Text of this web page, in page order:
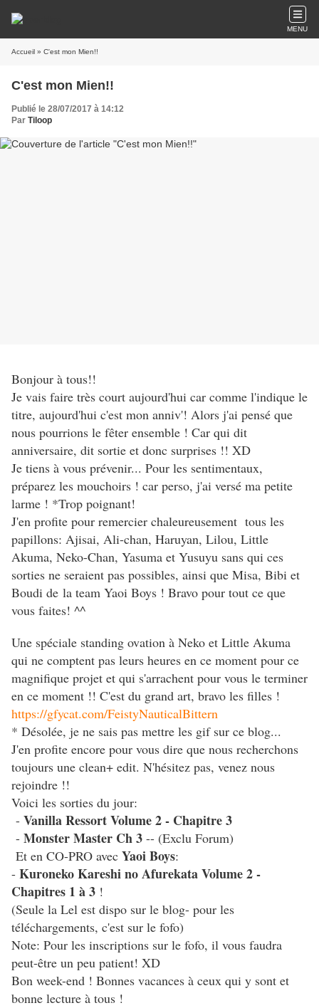
MENU
Accueil » C'est mon Mien!!
C'est mon Mien!!
Publié le 28/07/2017 à 14:12
Par Tiloop
Bonjour à tous!!
Je vais faire très court aujourd'hui car comme l'indique le
titre, aujourd'hui c'est mon anniv'! Alors j'ai pensé que
nous pourrions le fêter ensemble ! Car qui dit
anniversaire, dit sortie et donc surprises !! XD
Je tiens à vous prévenir... Pour les sentimentaux,
préparez les mouchoirs ! car perso, j'ai versé ma petite
larme ! *Trop poignant!
J'en profite pour remercier chaleureusement tous les
papillons: Ajisai, Ali-chan, Haruyan, Lilou, Little
Akuma, Neko-Chan, Yasuma et Yusuyu sans qui ces
sorties ne seraient pas possibles, ainsi que Misa, Bibi et
Boudi de la team Yaoi Boys ! Bravo pour tout ce que
vous faites! ^^
Une spéciale standing ovation à Neko et Little Akuma
qui ne comptent pas leurs heures en ce moment pour ce
magnifique projet et qui s'arrachent pour vous le terminer
en ce moment !! C'est du grand art, bravo les filles !
https://gfycat.com/FeistyNauticalBittern
* Désolée, je ne sais pas mettre les gif sur ce blog...
J'en profite encore pour vous dire que nous recherchons
toujours une clean+ edit. N'hésitez pas, venez nous
rejoindre !!
Voici les sorties du jour:
- Vanilla Ressort Volume 2 - Chapitre 3
- Monster Master Ch 3 -- (Exclu Forum)
Et en CO-PRO avec Yaoi Boys:
- Kuroneko Kareshi no Afurekata Volume 2 -
Chapitres 1 à 3 !
(Seule la Lel est dispo sur le blog- pour les
téléchargements, c'est sur le fofo)
Note: Pour les inscriptions sur le fofo, il vous faudra
peut-être un peu patient! XD
Bon week-end ! Bonnes vacances à ceux qui y sont et
bonne lecture à tous !